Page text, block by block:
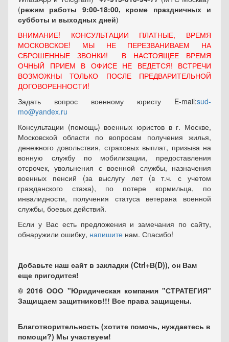
(режим работы 9:00-18:00, кроме праздничных и
субботы и выходных дней)
ВНИМАНИЕ! КОНСУЛЬТАЦИИ ПЛАТНЫЕ, ВРЕМЯ
МОСКОВСКОЕ! МЫ НЕ ПЕРЕЗВАНИВАЕМ НА
СБРОШЕННЫЕ ЗВОНКИ! В НАСТОЯЩЕЕ ВРЕМЯ
ОЧНЫЙ ПРИЕМ В ОФИСЕ НЕ ВЕДЕТСЯ! ВСТРЕЧИ
ВОЗМОЖНЫ ТОЛЬКО ПОСЛЕ ПРЕДВАРИТЕЛЬНОЙ
ДОГОВОРЕННОСТИ!
Задать вопрос военному юристу E-mail:sud-
mo@yandex.ru
Консультации (помощь) военных юристов в г. Москве,
Московской области по вопросам получения жилья,
денежного довольствия, страховых выплат, призыва на
вонную службу по мобилизации, предоставления
отсрочек, увольнения с военной службы, назначения
военных пенсий (за выслугу лет (в т.ч. с учетом
гражданского стажа), по потере кормильца, по
инвалидности, получения статуса ветерана военной
службы, боевых действий.
Если у Вас есть предложения и замечания по сайту,
обнаружили ошибку, напишите нам. Спасибо!
Добавьте наш сайт в закладки (Ctrl+В(D)), он Вам
еще пригодится!
© 2016 ООО "Юридическая компания "СТРАТЕГИЯ"
Защищаем защитников!!! Все права защищены.
Благотворительность (хотите помочь, нуждаетесь в
помощи?) Мы участвуем!